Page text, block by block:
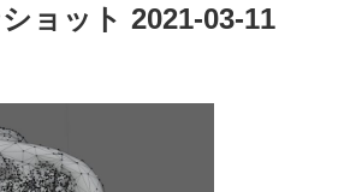
ョット 2021-03-11